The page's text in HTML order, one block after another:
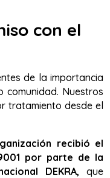
con el
de la importancia
comunidad. Nuestros
tratamiento desde el
recibió el
por parte de la
DEKRA, que